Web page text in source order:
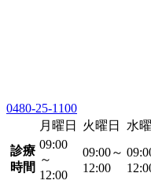
0480-25-1100
月曜日
火曜日 水
診療
時間
09:00
～
12:00
09:00～
12:00